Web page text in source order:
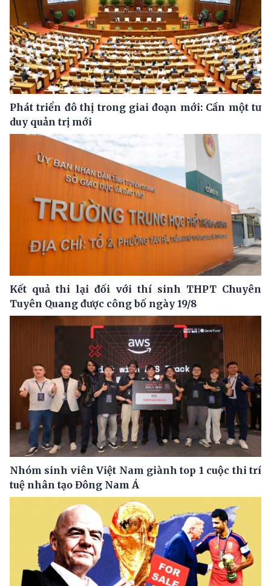
Phát triển đô thị trong giai đoạn mới: Cần một tư
duy quản trị mới
Kết quả thi lại đối với thí sinh THPT Chuyên
Tuyên Quang được công bố ngày 19/8
Nhóm sinh viên Việt Nam giành top 1 cuộc thi trí
tuệ nhân tạo Đông Nam Á